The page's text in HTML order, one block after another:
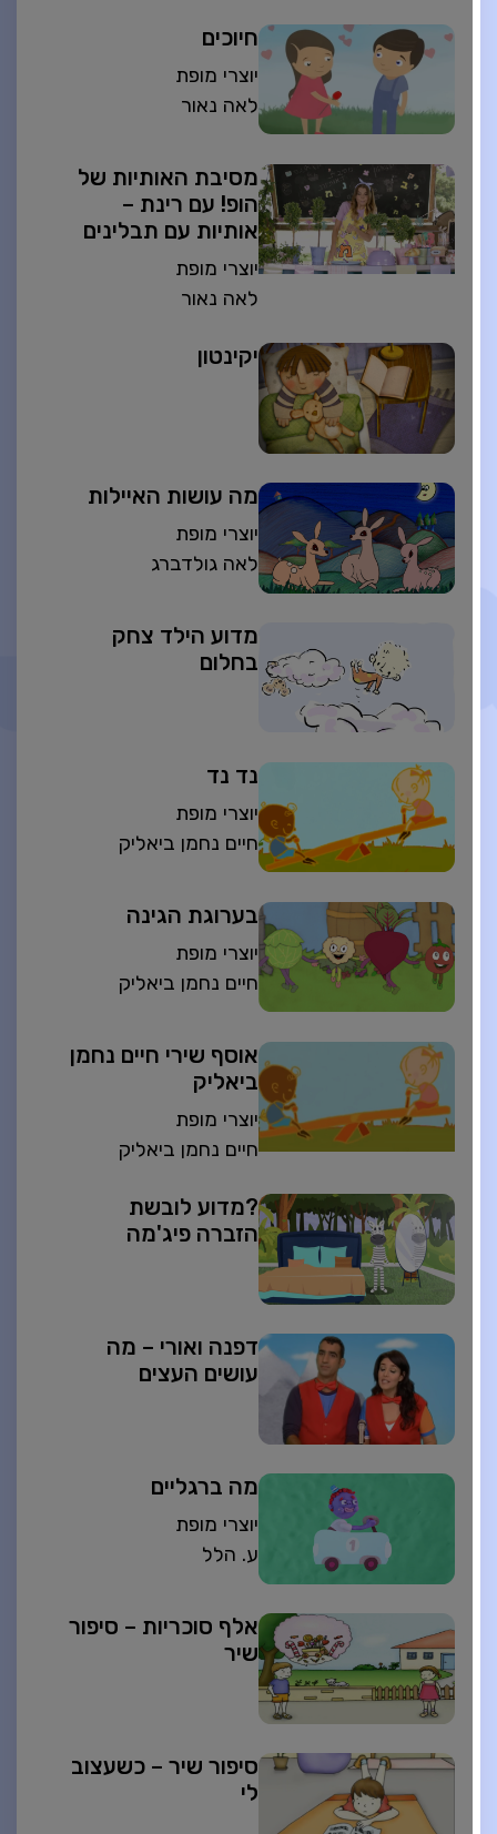
חיוכים
יוצרי מופת
לאה נאור
מסיבת האותיות של
הופ! עם רינת –
אותיות עם תבלינים
יוצרי מופת
לאה נאור
יקינטון
מה עושות האיילות
יוצרי מופת
לאה גולדברג
מדוע הילד צחק
בחלום
נד נד
יוצרי מופת
חיים נחמן ביאליק
בערוגת הגינה
יוצרי מופת
חיים נחמן ביאליק
אוסף שירי חיים נחמן
ביאליק
יוצרי מופת
חיים נחמן ביאליק
?מדוע לובשת
הזברה פיג'מה
דפנה ואורי – מה
עושים העצים
מה ברגליים
יוצרי מופת
ע. הלל
אלף סוכריות – סיפור
שיר
סיפור שיר – כשעצוב